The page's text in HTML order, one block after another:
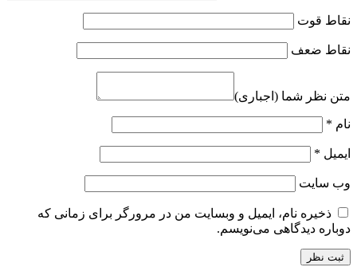
نقاط قوت
نقاط ضعف
متن نظر شما (اجباری)
نام *
ایمیل *
وب‌ سایت
ذخیره نام، ایمیل و وبسایت من در مرورگر برای زمانی که
دوباره دیدگاهی می‌نویسم.